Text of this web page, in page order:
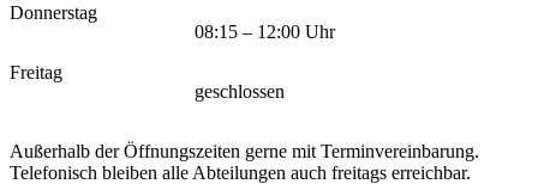
Donnerstag
08:15 – 12:00 Uhr
Freitag
geschlossen
Außerhalb der Öffnungszeiten gerne mit Terminvereinbarung.
Telefonisch bleiben alle Abteilungen auch freitags erreichbar.